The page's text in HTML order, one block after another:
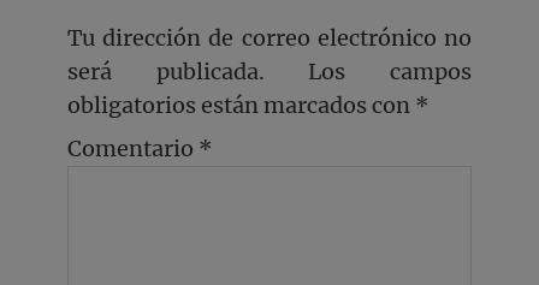
Tu dirección de correo electrónico no
será publicada.
Los campos
obligatorios están marcados con *
Comentario *